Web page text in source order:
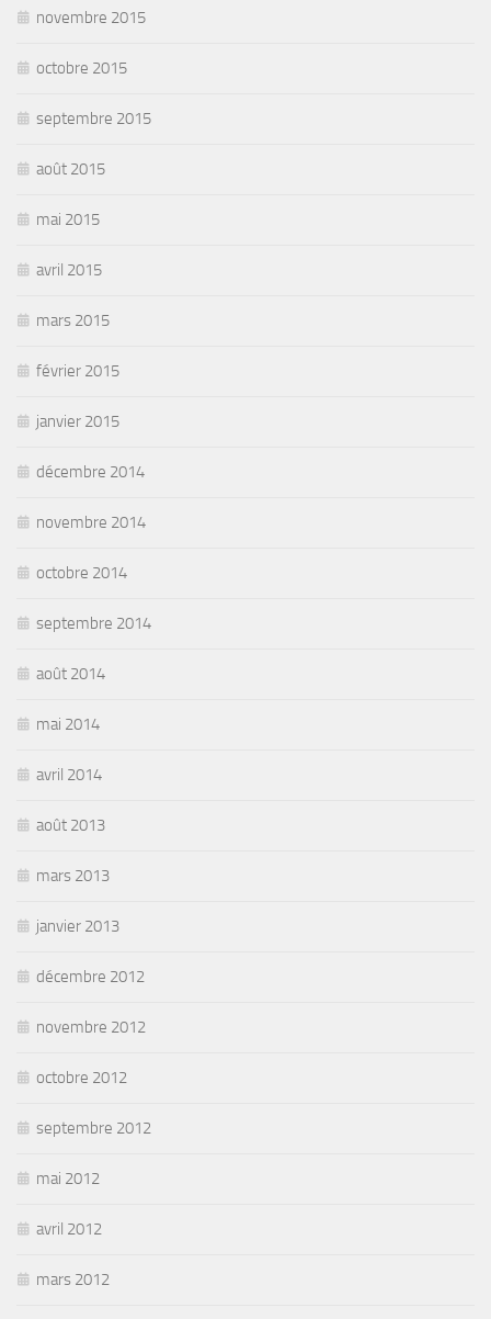
novembre 2015
octobre 2015
septembre 2015
août 2015
mai 2015
avril 2015
mars 2015
février 2015
janvier 2015
décembre 2014
novembre 2014
octobre 2014
septembre 2014
août 2014
mai 2014
avril 2014
août 2013
mars 2013
janvier 2013
décembre 2012
novembre 2012
octobre 2012
septembre 2012
mai 2012
avril 2012
mars 2012